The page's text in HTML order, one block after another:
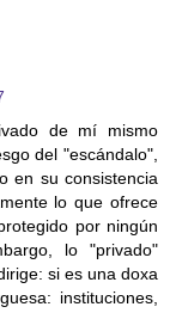
de mí mismo
del "escándalo",
en su consistencia
lo que ofrece
por ningún
lo "privado"
si es una doxa
instituciones,